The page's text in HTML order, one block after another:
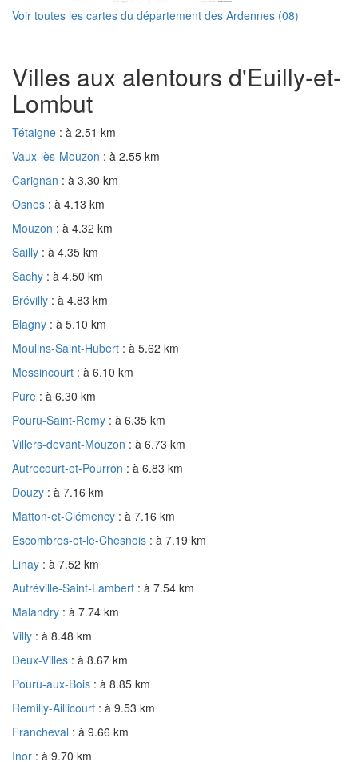
Voir toutes les cartes du département des Ardennes (08)
Villes aux alentours d'Euilly-et-
Lombut
Tétaigne : à 2.51 km
Vaux-lès-Mouzon : à 2.55 km
Carignan : à 3.30 km
Osnes : à 4.13 km
Mouzon : à 4.32 km
Sailly : à 4.35 km
Sachy : à 4.50 km
Brévilly : à 4.83 km
Blagny : à 5.10 km
Moulins-Saint-Hubert : à 5.62 km
Messincourt : à 6.10 km
Pure : à 6.30 km
Pouru-Saint-Remy : à 6.35 km
Villers-devant-Mouzon : à 6.73 km
Autrecourt-et-Pourron : à 6.83 km
Douzy : à 7.16 km
Matton-et-Clémency : à 7.16 km
Escombres-et-le-Chesnois : à 7.19 km
Linay : à 7.52 km
Autréville-Saint-Lambert : à 7.54 km
Malandry : à 7.74 km
Villy : à 8.48 km
Deux-Villes : à 8.67 km
Pouru-aux-Bois : à 8.85 km
Remilly-Aillicourt : à 9.53 km
Francheval : à 9.66 km
Inor : à 9.70 km